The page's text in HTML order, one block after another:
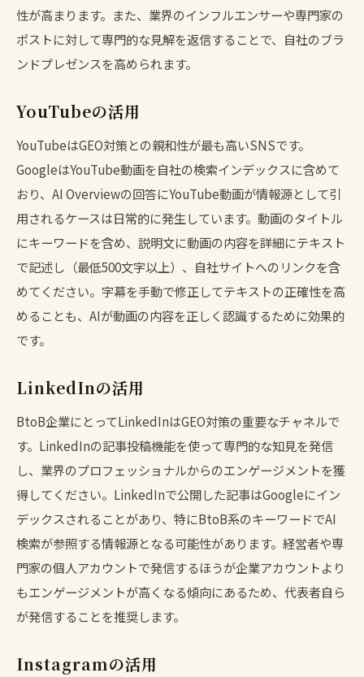
性が高まります。また、業界のインフルエンサーや専門家の
ポストに対して専門的な見解を返信することで、自社のブラ
ンドプレゼンスを高められます。
YouTubeの活用
YouTubeはGEO対策との親和性が最も高いSNSです。
GoogleはYouTube動画を自社の検索インデックスに含めて
おり、AI Overviewの回答にYouTube動画が情報源として引
用されるケースは日常的に発生しています。動画のタイトル
にキーワードを含め、説明文に動画の内容を詳細にテキスト
で記述し（最低500文字以上）、自社サイトへのリンクを含
めてください。字幕を手動で修正してテキストの正確性を高
めることも、AIが動画の内容を正しく認識するために効果的
です。
LinkedInの活用
BtoB企業にとってLinkedInはGEO対策の重要なチャネルで
す。LinkedInの記事投稿機能を使って専門的な知見を発信
し、業界のプロフェッショナルからのエンゲージメントを獲
得してください。LinkedInで公開した記事はGoogleにイン
デックスされることがあり、特にBtoB系のキーワードでAI
検索が参照する情報源となる可能性があります。経営者や専
門家の個人アカウントで発信するほうが企業アカウントより
もエンゲージメントが高くなる傾向にあるため、代表者自ら
が発信することを推奨します。
Instagramの活用